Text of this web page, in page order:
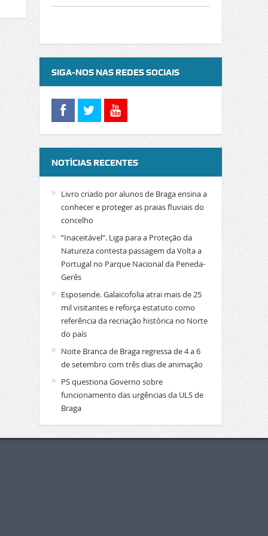
SIGA-NOS NAS REDES SOCIAIS
NOTÍCIAS RECENTES
Livro criado por alunos de Braga ensina a
conhecer e proteger as praias fluviais do
concelho
“Inaceitável”. Liga para a Proteção da
Natureza contesta passagem da Volta a
Portugal no Parque Nacional da Peneda-
Gerês
Esposende. Galaicofolia atrai mais de 25
mil visitantes e reforça estatuto como
referência da recriação histórica no Norte
do país
Noite Branca de Braga regressa de 4 a 6
de setembro com três dias de animação
PS questiona Governo sobre
funcionamento das urgências da ULS de
Braga